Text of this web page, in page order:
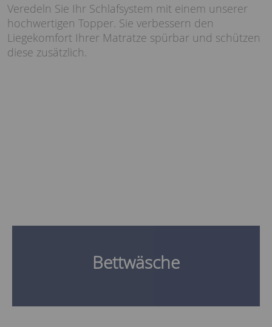
Veredeln Sie Ihr Schlafsystem mit einem unserer
hochwertigen Topper. Sie verbessern den
Liegekomfort Ihrer Matratze spürbar und schützen
diese zusätzlich.
Bettwäsche